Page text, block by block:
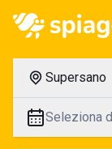
Supersano
Seleziona